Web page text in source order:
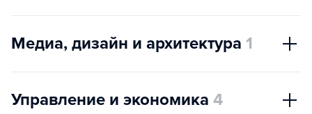
Медиа, дизайн и архитектура 1
Управление и экономика 4